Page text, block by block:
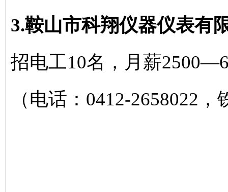
3.鞍山市科翔仪器仪表有
招电工10名，月薪
（电话：0412-2658022，